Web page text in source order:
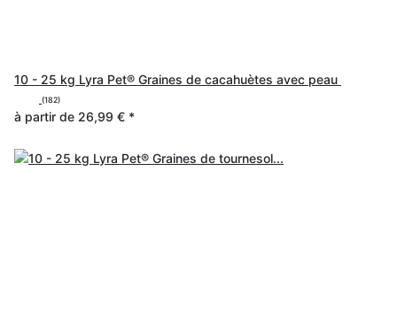
10 - 25 kg Lyra Pet® Graines de cacahuètes avec peau
(182)
à partir de 26,99 € *